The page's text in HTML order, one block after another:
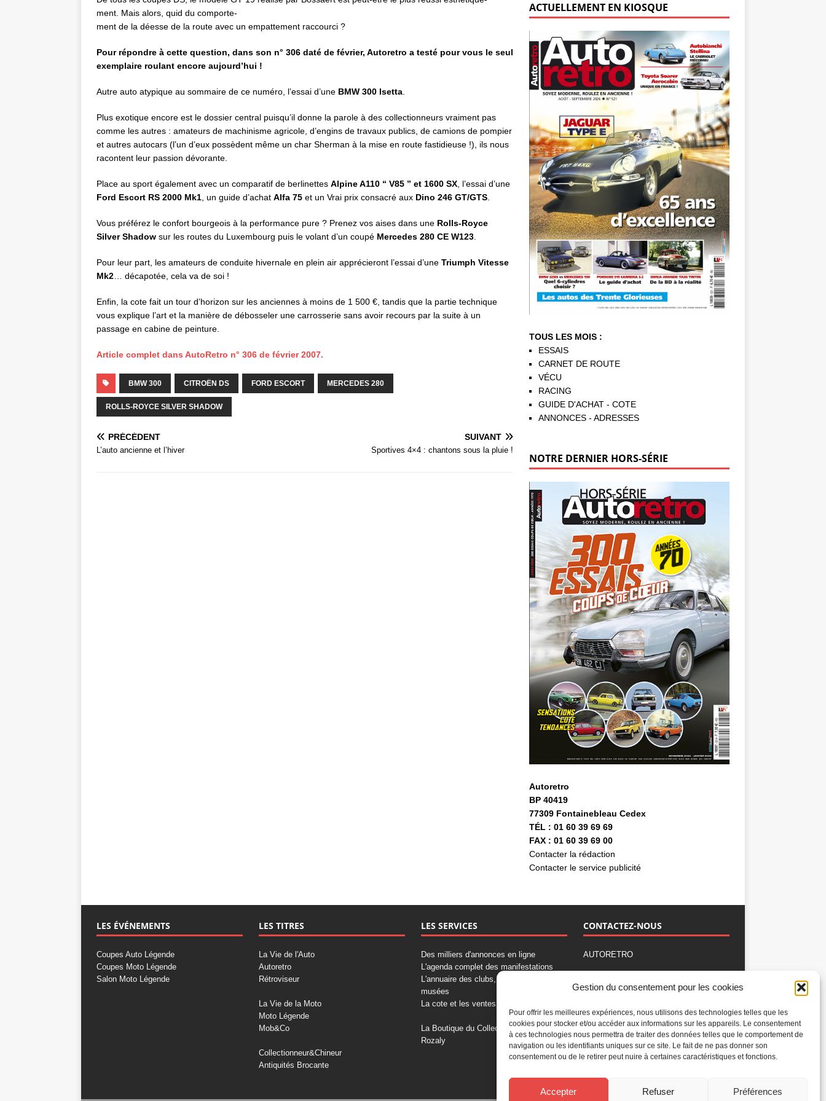
Gestion du consentement pour les cookies
Pour offrir les meilleures expériences, nous utilisons des technologies telles que les
cookies pour stocker et/ou accéder aux informations sur les appareils. Le consentement
à ces technologies nous permettra de traiter des données telles que le comportement de
navigation ou les identifiants uniques sur ce site. Le fait de ne pas donner son
consentement ou de le retirer peut nuire à certaines caractéristiques et fonctions.
Accepter Refuser Préférences
ment. Mais alors, quid du comporte-
ment de la déesse de la route avec un empattement raccourci ?
Pour répondre à cette question, dans son n° 306 daté de février, Autoretro a testé pour vous le seul
exemplaire roulant encore aujourd’hui !
Autre auto atypique au sommaire de ce numéro, l’essai d’une BMW 300 Isetta.
Plus exotique encore est le dossier central puisqu’il donne la parole à des collectionneurs vraiment pas
comme les autres : amateurs de machinisme agricole, d’engins de travaux publics, de camions de pompier
et autres autocars (l’un d’eux possèdent même un char Sherman à la mise en route fastidieuse !), ils nous
racontent leur passion dévorante.
Place au sport également avec un comparatif de berlinettes Alpine A110 “ V85 ” et 1600 SX, l’essai d’une
Ford Escort RS 2000 Mk1, un guide d’achat Alfa 75 et un Vrai prix consacré aux Dino 246 GT/GTS.
Vous préférez le confort bourgeois à la performance pure ? Prenez vos aises dans une Rolls-Royce
Silver Shadow sur les routes du Luxembourg puis le volant d’un coupé Mercedes 280 CE W123.
Pour leur part, les amateurs de conduite hivernale en plein air apprécieront l’essai d’une Triumph Vitesse
Mk2… décapotée, cela va de soi !
Enfin, la cote fait un tour d’horizon sur les anciennes à moins de 1 500 €, tandis que la partie technique
vous explique l’art et la manière de débosseler une carrosserie sans avoir recours par la suite à un
passage en cabine de peinture.
Article complet dans AutoRetro n° 306 de février 2007.
BMW 300 CITROËN DS FORD ESCORT MERCEDES 280
ROLLS-ROYCE SILVER SHADOW
PRÉCÉDENT
L’auto ancienne et l’hiver
SUIVANT
Sportives 4×4 : chantons sous la pluie !
ACTUELLEMENT EN KIOSQUE
TOUS LES MOIS :
ESSAIS
CARNET DE ROUTE
VÉCU
RACING
GUIDE D'ACHAT - COTE
ANNONCES - ADRESSES
NOTRE DERNIER HORS-SÉRIE
Autoretro
BP 40419
77309 Fontainebleau Cedex
TÉL : 01 60 39 69 69
FAX : 01 60 39 69 00
Contacter la rédaction
Contacter le service publicité
LES ÉVÉNEMENTS
Coupes Auto Légende
Coupes Moto Légende
Salon Moto Légende
LES TITRES
La Vie de l'Auto
Autoretro
Rétroviseur
La Vie de la Moto
Moto Légende
Mob&Co
Collectionneur&Chineur
Antiquités Brocante
LES SERVICES
Des milliers d'annonces en ligne
L'agenda complet des manifestations
L'annuaire des clubs, professionnels,
musées
La cote et les ventes aux enchères
La Boutique du Collectionneur
Rozaly
CONTACTEZ-NOUS
AUTORETRO
77309 Fontainebleau Cedex
Fax: 01 60 39 69 00
Nous contacter par email
Mentions légales
Gestion des cookies